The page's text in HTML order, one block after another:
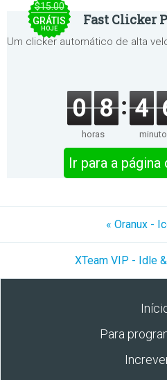
$15.00
GRÁTIS
HOJE
Fast Clicker
Um clicker automático de alta
0 8
horas
4
Ir para a
« Oranux -
XTeam VIP - Idle
Para